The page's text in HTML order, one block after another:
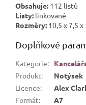
Obsahuje: 112 listů
Listy: linkované
Rozměry: 10,5 x 7,5
Doplňkové
Kategorie:
Produkt:
Notýsek
Licence:
Alex
Formát: A7